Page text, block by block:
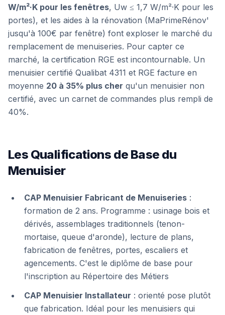
W/m²·K pour les fenêtres, Uw ≤ 1,7 W/m²·K pour les
portes), et les aides à la rénovation (MaPrimeRénov'
jusqu'à 100€ par fenêtre) font exploser le marché du
remplacement de menuiseries. Pour capter ce
marché, la certification RGE est incontournable. Un
menuisier certifié Qualibat 4311 et RGE facture en
moyenne 20 à 35% plus cher qu'un menuisier non
certifié, avec un carnet de commandes plus rempli de
40%.
Les Qualifications de Base du
Menuisier
CAP Menuisier Fabricant de Menuiseries :
formation de 2 ans. Programme : usinage bois et
dérivés, assemblages traditionnels (tenon-
mortaise, queue d'aronde), lecture de plans,
fabrication de fenêtres, portes, escaliers et
agencements. C'est le diplôme de base pour
l'inscription au Répertoire des Métiers
CAP Menuisier Installateur : orienté pose plutôt
que fabrication. Idéal pour les menuisiers qui